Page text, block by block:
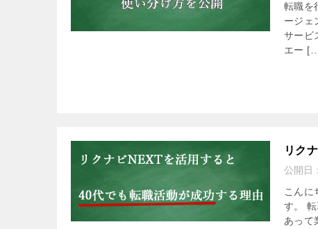
転職を
ージェ
サービ
エー
リク
公開日：
こんに
す。
あって